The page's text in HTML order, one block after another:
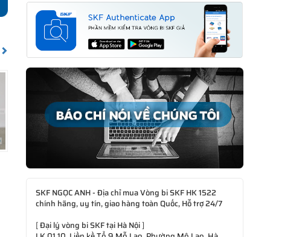
Previous
SKF NGỌC ANH - Địa chỉ mua Vòng bi SKF HK 1522
chính hãng, uy tín, giao hàng toàn Quốc, Hỗ trợ 24/7
[Đại lý vòng bi SKF tại Hà Nội]